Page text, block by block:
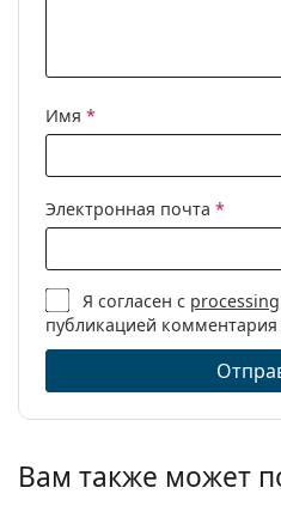
Имя *
Электронная почта *
Я согласен с processing
публикацией комментария
Вам также может